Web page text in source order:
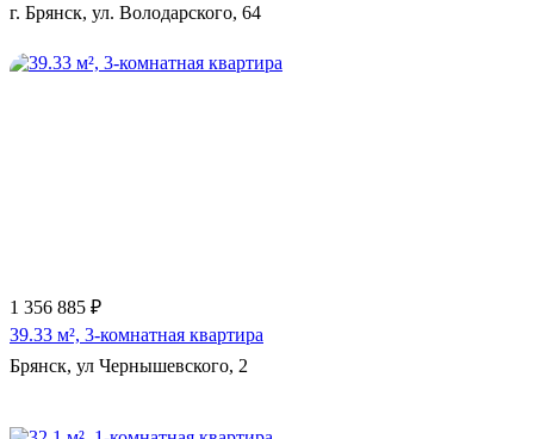
г. Брянск, ул. Володарского, 64
1 356 885 ₽
39.33 м², 3-комнатная квартира
Брянск, ул Чернышевского, 2